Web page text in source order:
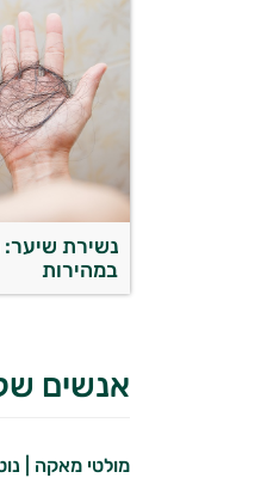
נשירת
במהירות
אנשים
מולטי מאקה |